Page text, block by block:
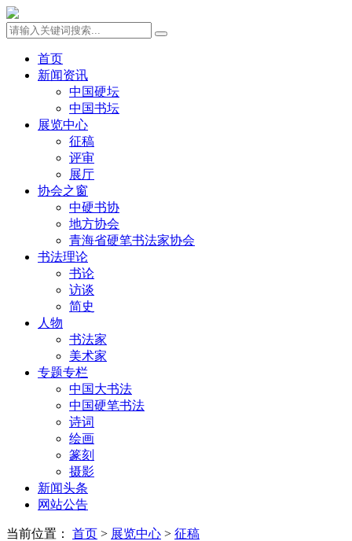
首页
新闻资讯
中国硬坛
中国书坛
展览中心
征稿
评审
展厅
协会之窗
中硬书协
地方协会
青海省硬笔书法家协会
书法理论
书论
访谈
简史
人物
书法家
美术家
专题专栏
中国大书法
中国硬笔书法
诗词
绘画
篆刻
摄影
新闻头条
网站公告
当前位置： 首页 > 展览中心 > 征稿